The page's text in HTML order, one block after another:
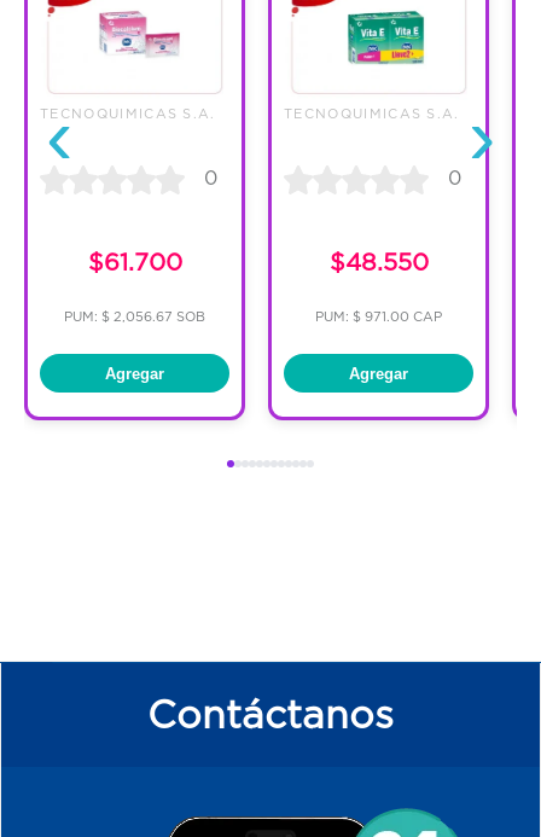
‹
TECNOQUIMICAS S.A.
0
$61.700
PUM: $ 2,056.67 SOB
Agregar
TECNOQUIMICAS S.A.
0
$48.550
PUM: $ 971.00 CAP
Agregar
›
Contáctanos